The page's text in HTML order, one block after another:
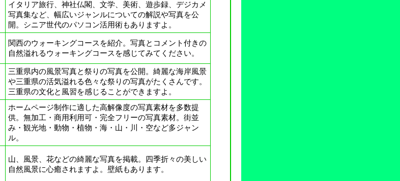
イタリア旅行、神社仏閣、文学、美術、遊歩録、デジカメ
写真集など、幅広いジャンルについての解説や写真を公
開。シニア世代のパソコン活用術もありますよ。
関西のウォーキングコースを紹介。写真とコメント付きの
自然溢れるウォーキングコースを感じてみてください。
三重県内の風景写真と祭りの写真を公開。綺麗な海岸風景
や三重県の活気溢れる色々な祭りの写真がたくさんです。
三重県の文化と風習を感じることができますよ。
ホームページ制作に適した高解像度の写真素材を多数提
供。無加工・商用利用可・完全フリーの写真素材。街並
み・観光地・動物・植物・海・山・川・空など多ジャン
ル。
山、風景、花などの綺麗な写真を掲載。四季折々の美しい
自然風景に心癒されますよ。壁紙もあります。